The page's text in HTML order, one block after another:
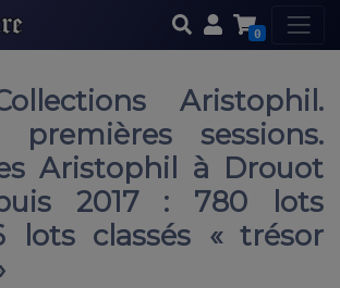
0
Aristophil.
premières sessions.
Aristophil à Drouot
2017 : 780 lots
lots classés « trésor